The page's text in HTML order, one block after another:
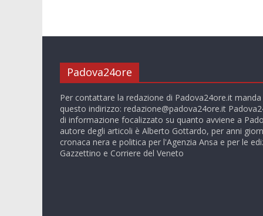
Padova24ore
Per contattare la redazione di Padova24ore.it
questo indirizzo: redazione@padova24ore.it
di informazione focalizzato su quanto avviene a
autore degli articoli è Alberto Gottardo, per anni
cronaca nera e politica per l'Agenzia Ansa e per le
Gazzettino e Corriere del Veneto